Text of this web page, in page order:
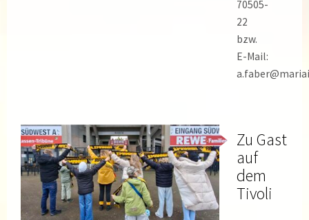
70505-
22
bzw.
E-Mail:
Zu Gast
auf
dem
Tivoli